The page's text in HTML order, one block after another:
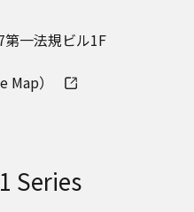
一法規ビル1F
）
Series